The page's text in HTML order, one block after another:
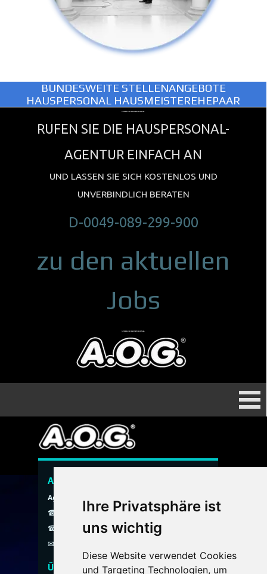
Ihre Privatsphäre ist
uns wichtig
Diese Website verwendet Cookies
und Targeting Technologien, um
BUNDESWEITE STELLENANGEBOTE
HAUSPERSONAL HAUSMEISTEREHEPAAR
STELLEN HAUSPERSONAL
RUFEN SIE DIE HAUSPERSONAL-
AGENTUR EINFACH AN
UND LASSEN SIE SICH KOSTENLOS UND
UNVERBINDLICH BERATEN
D-0049-089-299-900
zu den aktuellen
Jobs
STELLEN HAUSPERSONAL
Menü überspringen
A.O.G. Hauspersonal Agentur
Agentur ohne Grenzen
☎ 089 / 299 900
☎ 0800 / 40 200 30
✉
Über uns